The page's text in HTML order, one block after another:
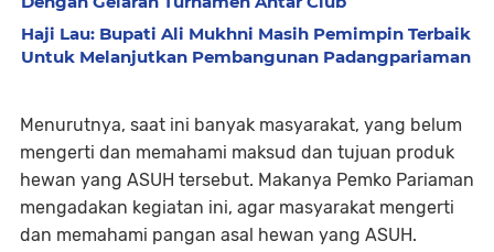
Haji Lau: Bupati Ali Mukhni Masih Pemimpin Terbaik
Untuk Melanjutkan Pembangunan Padangpariaman
Menurutnya, saat ini banyak masyarakat, yang belum
mengerti dan memahami maksud dan tujuan produk
hewan yang ASUH tersebut. Makanya Pemko Pariaman
mengadakan kegiatan ini, agar masyarakat mengerti
dan memahami pangan asal hewan yang ASUH.